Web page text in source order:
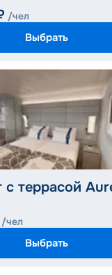
/чел
Выбрать
террасой
/чел
Выбрать